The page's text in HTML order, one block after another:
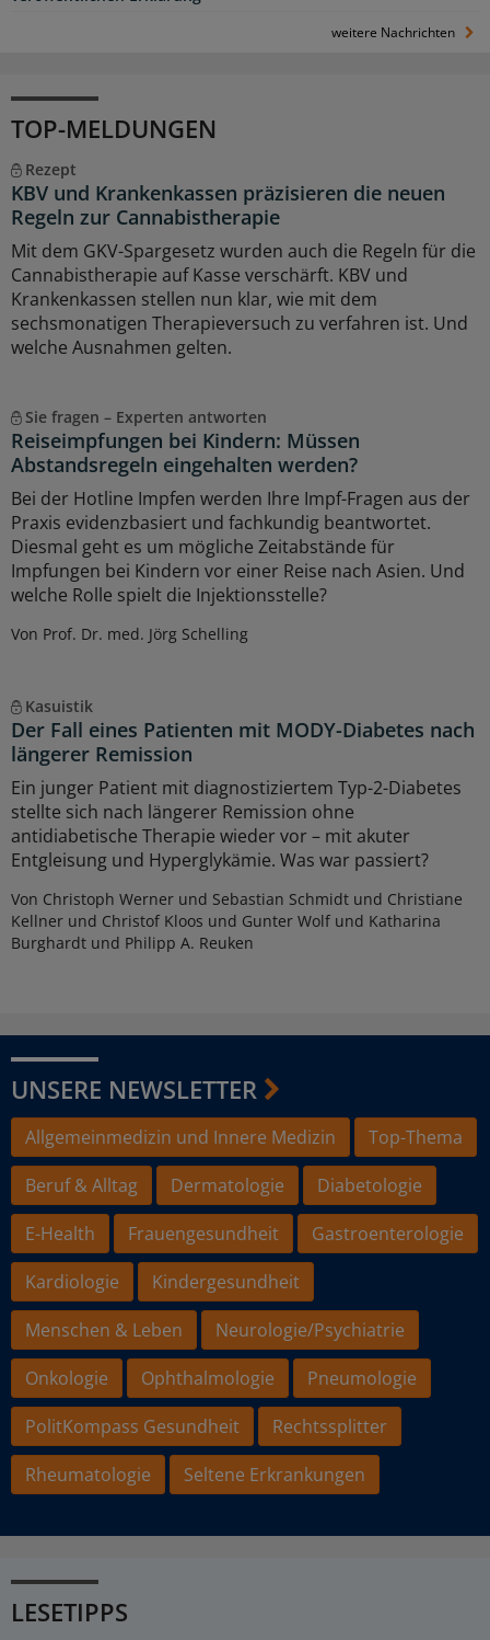
weitere Nachrichten
TOP-MELDUNGEN
Rezept
KBV und Krankenkassen präzisieren die neuen
Regeln zur Cannabistherapie
Mit dem GKV-Spargesetz wurden auch die Regeln für die
Cannabistherapie auf Kasse verschärft. KBV und
Krankenkassen stellen nun klar, wie mit dem
sechsmonatigen Therapieversuch zu verfahren ist. Und
welche Ausnahmen gelten.
Sie fragen – Experten antworten
Reiseimpfungen bei Kindern: Müssen
Abstandsregeln eingehalten werden?
Bei der Hotline Impfen werden Ihre Impf-Fragen aus der
Praxis evidenzbasiert und fachkundig beantwortet.
Diesmal geht es um mögliche Zeitabstände für
Impfungen bei Kindern vor einer Reise nach Asien. Und
welche Rolle spielt die Injektionsstelle?
Von Prof. Dr. med. Jörg Schelling
Kasuistik
Der Fall eines Patienten mit MODY-Diabetes nach
längerer Remission
Ein junger Patient mit diagnostiziertem Typ-2-Diabetes
stellte sich nach längerer Remission ohne
antidiabetische Therapie wieder vor – mit akuter
Entgleisung und Hyperglykämie. Was war passiert?
Von Christoph Werner und Sebastian Schmidt und Christiane
Kellner und Christof Kloos und Gunter Wolf und Katharina
Burghardt und Philipp A. Reuken
UNSERE NEWSLETTER
Allgemeinmedizin und Innere Medizin
Top-Thema
Beruf & Alltag
Dermatologie
Diabetologie
E-Health
Frauengesundheit
Gastroenterologie
Kardiologie
Kindergesundheit
Menschen & Leben
Neurologie/Psychiatrie
Onkologie
Ophthalmologie
Pneumologie
PolitKompass Gesundheit
Rechtssplitter
Rheumatologie
Seltene Erkrankungen
LESETIPPS